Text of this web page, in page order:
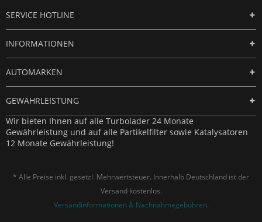
SERVICE HOTLINE
INFORMATIONEN
AUTOMARKEN
GEWÄHRLEISTUNG
Wir bieten Ihnen auf alle Turbolader 24 Monate
Gewährleistung und auf alle Partikelfilter sowie Katalysatoren
12 Monate Gewährleistung!
* Alle Preise inkl. gesetzl. Mehrwertsteuer. Innerhalb Deutschland ist der
Versand kostenlos.
Versandinformationen & Nachnahmegebühren.